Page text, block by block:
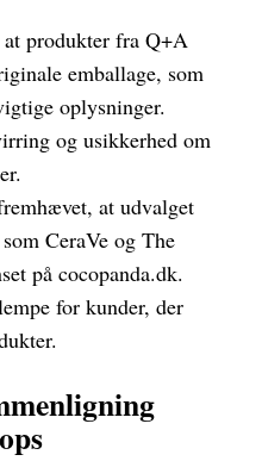
at produkter fra Q+A
emballage, som
oplysninger.
og usikkerhed om
at udvalget
CeraVe og The
på cocopanda.dk.
for kunder, der